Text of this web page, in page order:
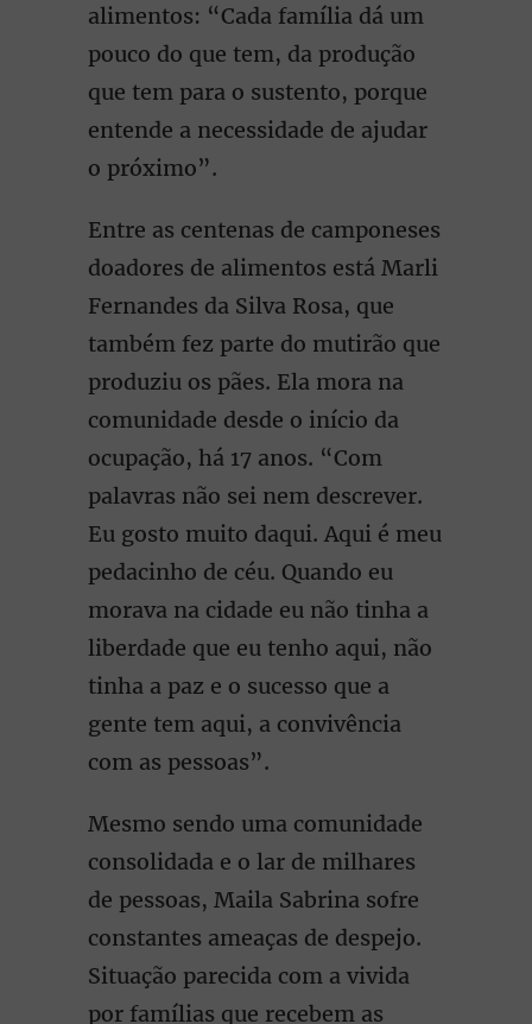
alimentos: “Cada família dá um
pouco do que tem, da produção
que tem para o sustento, porque
entende a necessidade de ajudar
o próximo”.
Entre as centenas de camponeses
doadores de alimentos está Marli
Fernandes da Silva Rosa, que
também fez parte do mutirão que
produziu os pães. Ela mora na
comunidade desde o início da
ocupação, há 17 anos. “Com
palavras não sei nem descrever.
Eu gosto muito daqui. Aqui é meu
pedacinho de céu. Quando eu
morava na cidade eu não tinha a
liberdade que eu tenho aqui, não
tinha a paz e o sucesso que a
gente tem aqui, a convivência
com as pessoas”.
Mesmo sendo uma comunidade
consolidada e o lar de milhares
de pessoas, Maila Sabrina sofre
constantes ameaças de despejo.
Situação parecida com a vivida
por famílias que recebem as